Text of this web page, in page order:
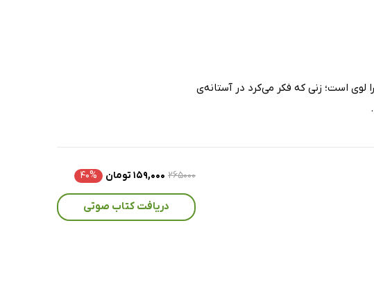
لوی است؛ زنی که فکر می‌کرد در آستانه‌ی
۲۶۵۰۰۰ ۱۵۹,۰۰۰ تومان ۴۰%
دریافت کتاب صوتی